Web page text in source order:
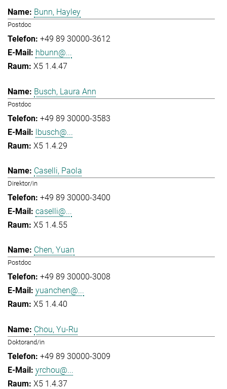
Bunn, Hayley
Postdoc
+49 89 30000-3612
hbunn@...
X5 1.4.47
Busch, Laura Ann
Postdoc
+49 89 30000-3583
lbusch@...
X5 1.4.29
Caselli, Paola
Direktor/in
+49 89 30000-3400
caselli@...
X5 1.4.55
Chen, Yuan
Postdoc
+49 89 30000-3008
yuanchen@...
X5 1.4.40
Chou, Yu-Ru
Doktorand/in
+49 89 30000-3009
yrchou@...
X5 1.4.37